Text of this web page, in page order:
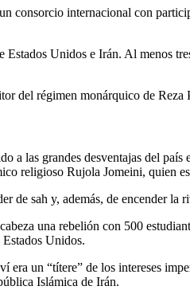
consorcio internacional con
Estados Unidos e Irán. Al menos
del régimen monárquico de Reza
a las grandes desventajas del
religioso Rujola Jomeini, quien
de sah y, además, de encender
una rebelión con 500
Unidos.
era un “títere” de los intereses
Islámica de Irán.